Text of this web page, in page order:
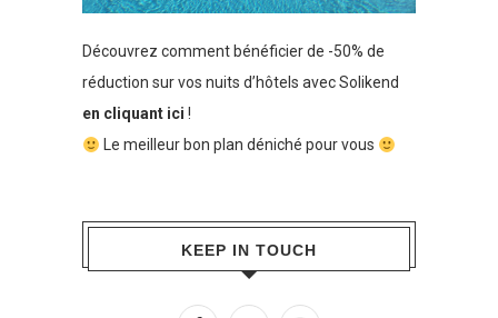
Découvrez comment bénéficier de -50% de
réduction sur vos nuits d’hôtels avec Solikend
en cliquant ici !
Le meilleur bon plan déniché pour vous
KEEP IN TOUCH